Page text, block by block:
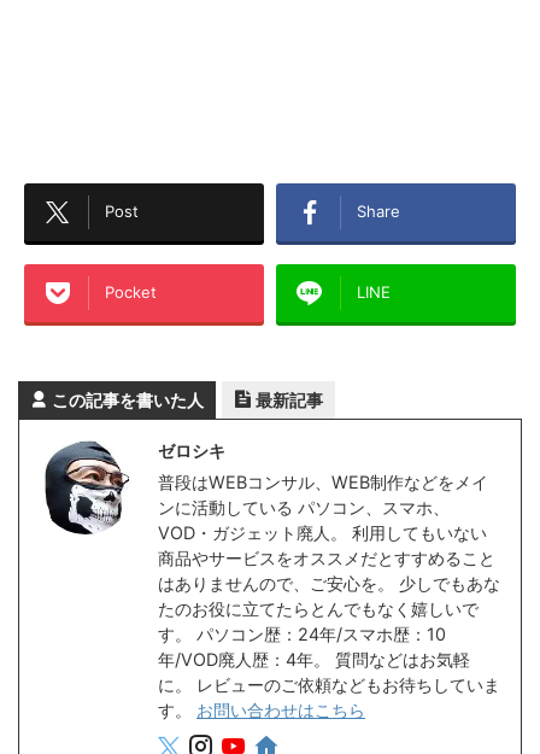
Post Share
Pocket LINE
この記事を書いた人 最新記事
ゼロシキ
普段はWEBコンサル、WEB制作などをメイ
ンに活動している パソコン、スマホ、
VOD・ガジェット廃人。 利用してもいない
商品やサービスをオススメだとすすめること
はありませんので、ご安心を。 少しでもあな
たのお役に立てたらとんでもなく嬉しいで
す。 パソコン歴：24年/スマホ歴：10
年/VOD廃人歴：4年。 質問などはお気軽
に。 レビューのご依頼などもお待ちしていま
す。 お問い合わせはこちら